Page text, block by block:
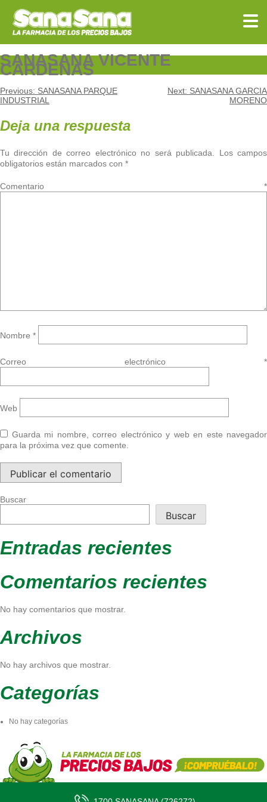
content
SANASANA VICENTE
CARDENAS
Navegación
de
entradas
Previous: SANASANA PARQUE
INDUSTRIAL
Next: SANASANA GARCIA
MORENO
Deja una respuesta
Tu dirección de correo electrónico no será publicada.
Los campos
obligatorios están marcados con *
Comentario *
Nombre *
Correo electrónico *
Web
Guarda mi nombre, correo electrónico y web en este navegador
para la próxima vez que comente.
Buscar
Buscar
Entradas recientes
Comentarios recientes
No hay comentarios que mostrar.
Archivos
No hay archivos que mostrar.
Categorías
No hay categorías